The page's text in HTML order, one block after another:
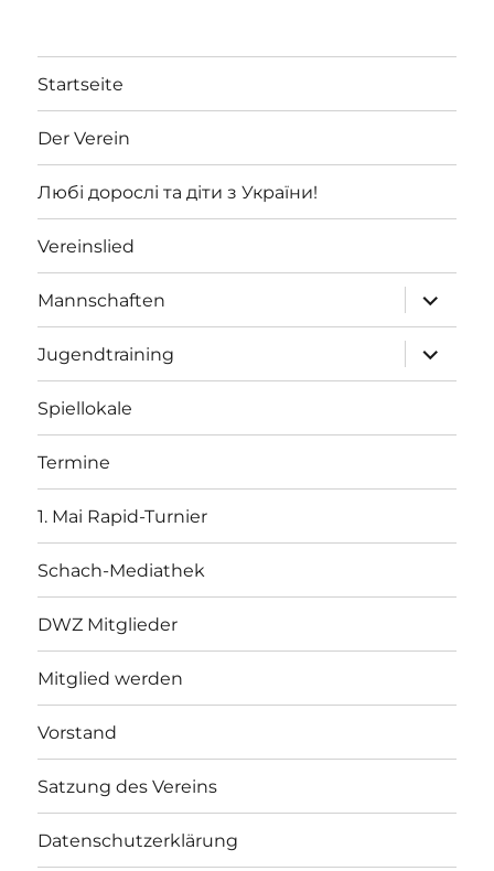
Startseite
Der Verein
Любі дорослі та діти з України!
Vereinslied
Mannschaften
öffnen
Jugendtraining
öffnen
Spiellokale
Termine
1. Mai Rapid-Turnier
Schach-Mediathek
DWZ Mitglieder
Mitglied werden
Vorstand
Satzung des Vereins
Datenschutzerklärung